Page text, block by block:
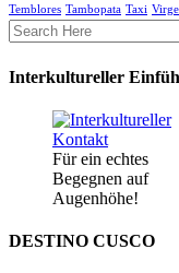
Temblores Tambopata Taxi
Interkultureller
Für ein echtes
Begegnen auf
Augenhöhe!
DESTINO CUSCO